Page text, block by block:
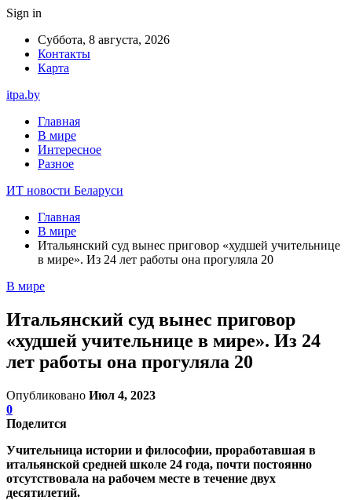
Sign in
Суббота, 8 августа, 2026
Контакты
Карта
itpa.by
Главная
В мире
Интересное
Разное
ИТ новости Беларуси
Главная
В мире
Итальянский суд вынес приговор «худшей учительнице
в мире». Из 24 лет работы она прогуляла 20
В мире
Итальянский суд вынес приговор
«худшей учительнице в мире». Из 24
лет работы она прогуляла 20
Опубликовано Июл 4, 2023
0
Поделится
Учительница истории и философии, проработавшая в
итальянской средней школе 24 года, почти постоянно
отсутствовала на рабочем месте в течение двух
десятилетий.